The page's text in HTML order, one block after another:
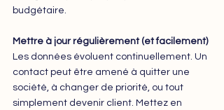
budgétaire.
Mettre à jour régulièrement (et facilement)
Les données évoluent continuellement. Un
contact peut être amené à quitter une
société, à changer de priorité, ou tout
simplement devenir client. Mettez en